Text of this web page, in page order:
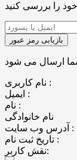
نام کاربری :
ایمیل :
نام :
نام خانوادگی
آدرس وب سایت :
تاریخ ثبت نام :
نقش کاربر: